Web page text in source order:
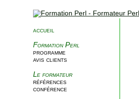
accueil
Formation Perl
programme
avis clients
Le formateur
références
conférence